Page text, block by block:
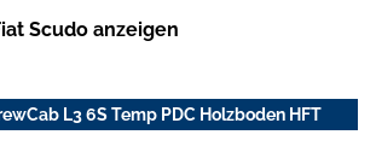
Scudo anzeigen
L3 6S Temp PDC Holzboden HFT